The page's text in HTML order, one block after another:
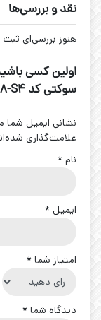
نقد و بررسی‌ها
هنوز بررسی‌ای
اولین کسی
سوکتی کد IPS-208-CD-18-S4 تبریز پژوه”
نشانی ایمیل شما
علامت‌گذاری
نام *
ایمیل *
امتیاز شما *
دیدگاه شما *